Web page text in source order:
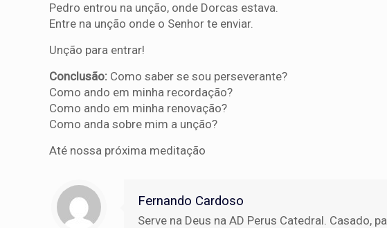
Pedro entrou na unção, onde Dorcas estava.
Entre na unção onde o Senhor te enviar.
Unção para entrar!
Conclusão: Como saber se sou perseverante?
Como ando em minha recordação?
Como ando em minha renovação?
Como anda sobre mim a unção?
Até nossa próxima meditação
Fernando Cardoso
Serve na Deus na AD Perus Catedral. Casado,